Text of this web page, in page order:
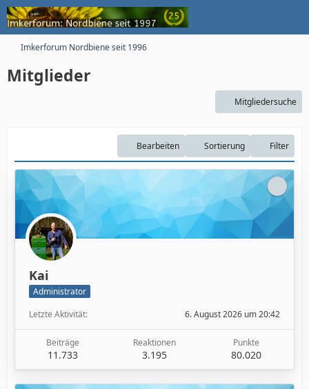
Imkerforum Nordbiene seit 1996
Mitglieder
Mitgliedersuche
Bearbeiten Sortierung Filter
Kai
Administrator
Letzte Aktivität
6. August 2026 um 20:42
Beiträge
11.733
Reaktionen
3.195
Punkte
80.020